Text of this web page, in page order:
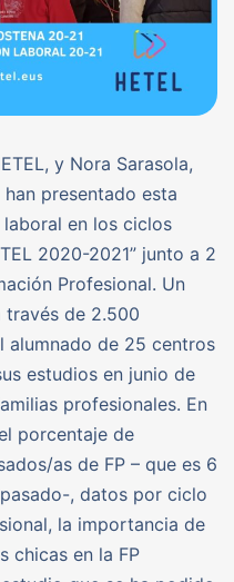
y Nora Sarasola,
presentado esta
laboral en los ciclos
2020-2021” junto a 2
Profesional. Un
través de 2.500
alumnado de 25 centros
estudios en junio de
profesionales. En
porcentaje de
as de FP – que es 6
, datos por ciclo
la importancia de
chicas en la FP